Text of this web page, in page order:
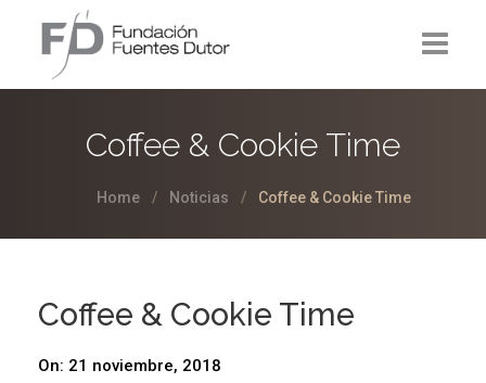
Coffee & Cookie Time
Home Noticias Coffee & Cookie Time
Coffee & Cookie Time
On: 21 noviembre, 2018